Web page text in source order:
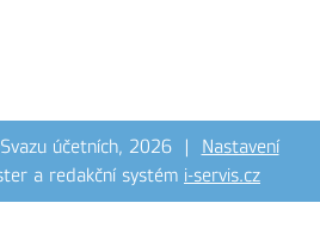
účetních, 2026 | Nastavení
a redakční systém i-servis.cz